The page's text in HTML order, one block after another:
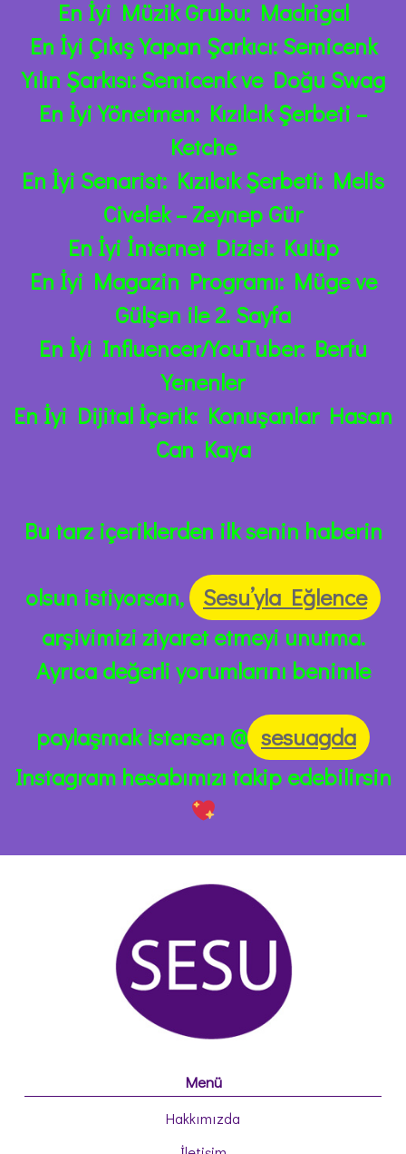
En İyi Müzik Grubu: Madrigal
En İyi Çıkış Yapan Şarkıcı: Semicenk
Yılın Şarkısı: Semicenk ve Doğu Swag
En İyi Yönetmen: Kızılcık Şerbeti –
Ketche
En İyi Senarist: Kızılcık Şerbeti: Melis
Civelek – Zeynep Gür
En İyi İnternet Dizisi: Kulüp
En İyi Magazin Programı: Müge ve
Gülşen ile 2. Sayfa
En İyi Influencer/YouTuber: Berfu
Yenenler
En İyi Dijital İçerik: Konuşanlar Hasan
Can Kaya
Bu tarz içeriklerden ilk senin haberin
olsun istiyorsan,
Sesu’yla Eğlence
arşivimizi ziyaret etmeyi unutma.
Ayrıca değerli yorumlarını benimle
paylaşmak istersen @ sesuagda
Instagram hesabımızı takip edebilirsin
Menü
Hakkımızda